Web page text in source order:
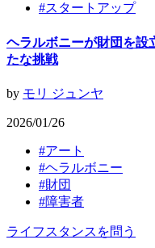
#スタートアップ
ヘラルボニーが財団を設
たな挑戦
by モリ ジュンヤ
2026/01/26
#アート
#ヘラルボニー
#財団
#障害者
ライフスタンスを問う